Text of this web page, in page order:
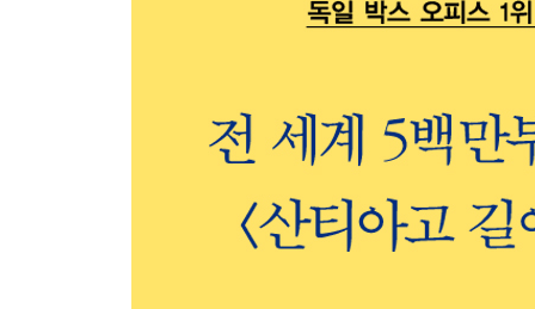
2001년 7월 4일 아스토르가
2001년 7월 5일 라바날
2001년 7월 7일 폰세바돈과 엘 아세보
2001년 7월 8일 엘 아세보